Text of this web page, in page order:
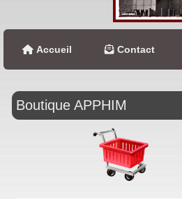
Accueil Contact
Boutique APPHIM